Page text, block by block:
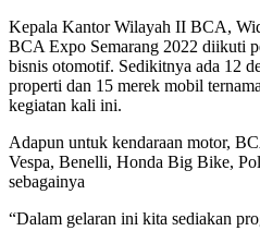
Kepala Kantor Wilayah II BCA,
BCA Expo Semarang 2022 diikuti
bisnis otomotif. Sedikitnya ada 12
properti dan 15 merek mobil
kegiatan kali ini.
Adapun untuk kendaraan motor,
Vespa, Benelli, Honda Big Bike,
sebagainya
“Dalam gelaran ini kita sediakan